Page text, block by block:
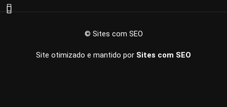
© Sites com SEO
Site otimizado e mantido por Sites com SEO